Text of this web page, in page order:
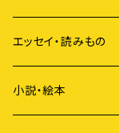
ジェンダー
歴史
短歌
俳句
エッセイ・読みもの
小説・絵本